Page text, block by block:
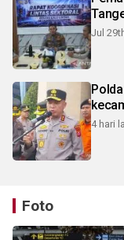
Jul
4 hari
Foto